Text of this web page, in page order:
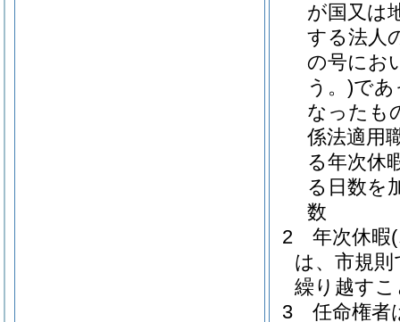
が国又は
する法人
の号にお
う。)であ
なったも
係法適用
る年次休
る日数を
数
2
年次休暇
は、市規
繰り越す
3
任命権者